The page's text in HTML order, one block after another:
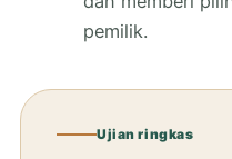
pemilik.
Ujian ringkas